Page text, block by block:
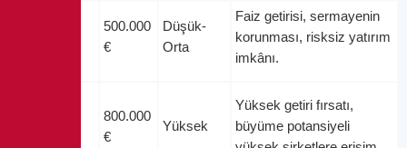
500.000
€
Düşük-
Orta
Faiz getirisi, sermayenin
korunması, risksiz yatırım
imkânı.
800.000
€
Yüksek
Yüksek getiri fırsatı,
büyüme potansiyeli